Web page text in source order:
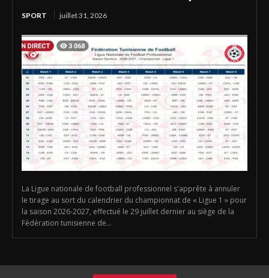
SPORT juillet 31, 2026
La Ligue nationale de football professionnel s'apprête à annuler
le tirage au sort du calendrier du championnat de « Ligue 1 » pour
la saison 2026-2027, effectué le 29 juillet dernier au siège de la
Fédération tunisienne de...